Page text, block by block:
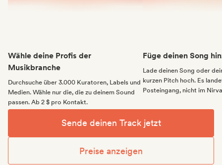
Wähle deine Profis der
Musikbranche
Durchsuche über 3.000 Kuratoren, Labels und
Medien. Wähle nur die, die zu deinem Sound
passen. Ab 2 $ pro Kontakt.
Füge deinen Song
Lade deinen Song oder
kurzen Pitch hoch. Es
Posteingang, nicht im
Sende deinen Track jetzt
Preise anzeigen